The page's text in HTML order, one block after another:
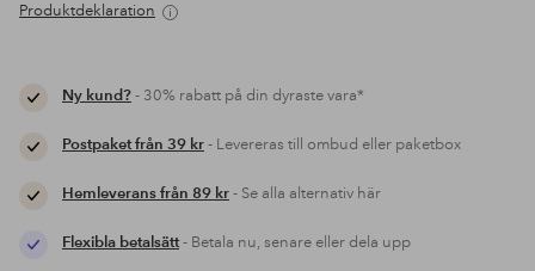
Produktdeklaration
Ny kund?- 30% rabatt på din dyraste vara*
Postpaket från 39 kr- Levereras till ombud eller paketbox
Hemleverans från 89 kr- Se alla alternativ här
Flexibla betalsätt- Betala nu, senare eller dela upp